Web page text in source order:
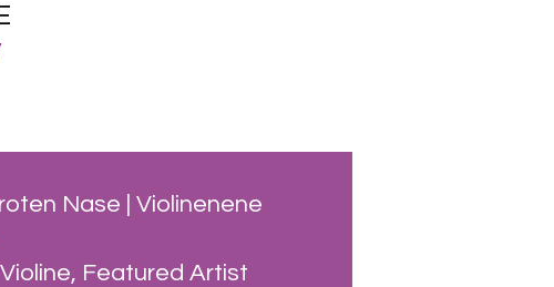
Nase | Violinenene
Featured Artist